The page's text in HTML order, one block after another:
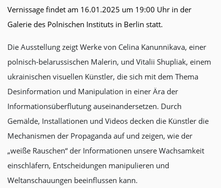
Vernissage findet am 16.01.2025 um 19:00 Uhr in der
Galerie des Polnischen Instituts in Berlin statt.
Die Ausstellung zeigt Werke von Celina Kanunnikava, einer
polnisch-belarussischen Malerin, und Vitalii Shupliak, einem
ukrainischen visuellen Künstler, die sich mit dem Thema
Desinformation und Manipulation in einer Ära der
Informationsüberflutung auseinandersetzen. Durch
Gemälde, Installationen und Videos decken die Künstler die
Mechanismen der Propaganda auf und zeigen, wie der
„weiße Rauschen“ der Informationen unsere Wachsamkeit
einschläfern, Entscheidungen manipulieren und
Weltanschauungen beeinflussen kann.